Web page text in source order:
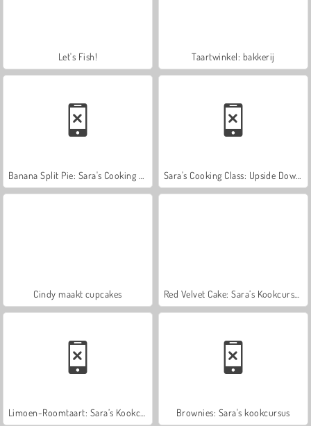
Let's Fish! Taartwinkel: bakkerij
Cindy maakt cupcakes
Brownies: Sara's kookcursus